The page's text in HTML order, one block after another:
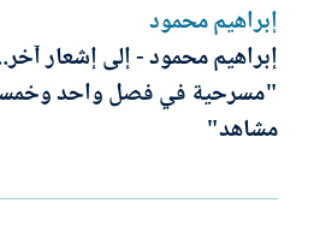
إبراهيم محمود
إبراهيم محمود - إلى إشعار
"مسرحية في فصل واحد
مشاهد"